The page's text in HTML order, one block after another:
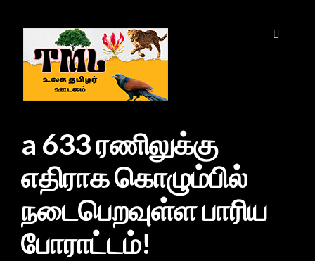
a 633 ரணிலுக்கு
எதிராக கொழும்பில்
நடைபெறவுள்ள பாரிய
போராட்டம்!